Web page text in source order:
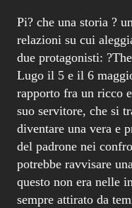
Pi? che una storia ?
relazioni su cui
due protagonisti:
Lugo il 5 e il 6
rapporto fra un ricco
suo servitore, che si
diventare una vera e
del padrone nei
potrebbe ravvisare
questo non era nelle
sempre attirato da